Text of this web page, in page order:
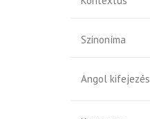
Szinoníma
Angol kifejezés